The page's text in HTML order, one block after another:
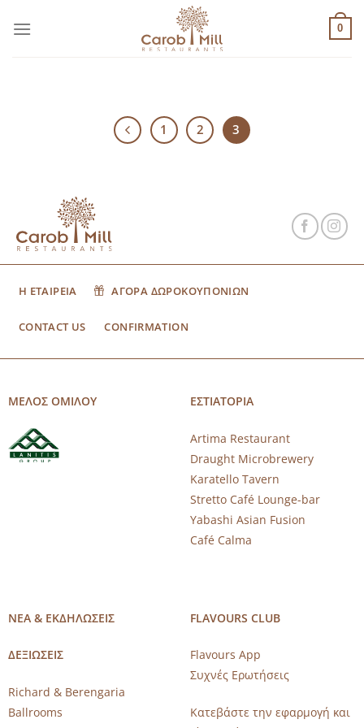
στο
0
1 2 3
Η ΕΤΑΙΡΕΙΑ ΑΓΟΡΑ ΔΩΡΟΚΟΥΠΟΝΙΩΝ
CONTACT US CONFIRMATION
ΜΕΛΟΣ ΟΜΙΛΟΥ ΕΣΤΙΑΤΟΡΙΑ
Artima Restaurant
Draught Microbrewery
Karatello Tavern
Stretto Café Lounge-bar
Yabashi Asian Fusion
Café Calma
ΝΕΑ & ΕΚΔΗΛΩΣΕΙΣ
ΔΕΞΙΩΣΕΙΣ
Richard & Berengaria
Ballrooms
FLAVOURS CLUB
Flavours App
Συχνές Ερωτήσεις
Κατεβάστε την εφαρμογή και